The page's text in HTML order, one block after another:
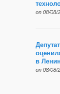
on 08/08/
в
on 08/08/